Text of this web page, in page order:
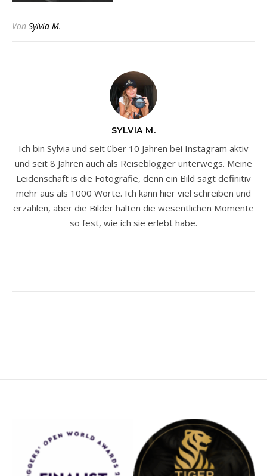
Von Sylvia M.
SYLVIA M.
Ich bin Sylvia und seit über 10 Jahren bei Instagram aktiv
und seit 8 Jahren auch als Reiseblogger unterwegs. Meine
Leidenschaft is die Fotografie, denn ein Bild sagt definitiv
mehr aus als 1000 Worte. Ich kann hier viel schreiben und
erzählen, aber die Bilder halten die wesentlichen Momente
so fest, wie ich sie erlebt habe.